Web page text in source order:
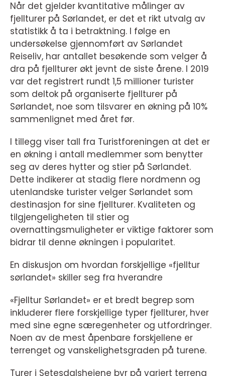
Når det gjelder kvantitative målinger av
fjellturer på Sørlandet, er det et rikt utvalg av
statistikk å ta i betraktning. I følge en
undersøkelse gjennomført av Sørlandet
Reiseliv, har antallet besøkende som velger å
dra på fjellturer økt jevnt de siste årene. I 2019
var det registrert rundt 1,5 millioner turister
som deltok på organiserte fjellturer på
Sørlandet, noe som tilsvarer en økning på 10%
sammenlignet med året før.
I tillegg viser tall fra Turistforeningen at det er
en økning i antall medlemmer som benytter
seg av deres hytter og stier på Sørlandet.
Dette indikerer at stadig flere nordmenn og
utenlandske turister velger Sørlandet som
destinasjon for sine fjellturer. Kvaliteten og
tilgjengeligheten til stier og
overnattingsmuligheter er viktige faktorer som
bidrar til denne økningen i popularitet.
En diskusjon om hvordan forskjellige «fjelltur
sørlandet» skiller seg fra hverandre
«Fjelltur Sørlandet» er et bredt begrep som
inkluderer flere forskjellige typer fjellturer, hver
med sine egne særegenheter og utfordringer.
Noen av de mest åpenbare forskjellene er
terrenget og vanskelighetsgraden på turene.
Turer i Setesdalsheiene byr på variert terreng